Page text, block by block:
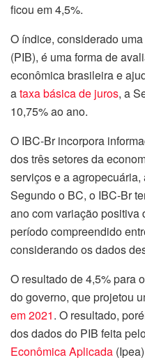
ficou em 4,5%.
O índice, considerado
(PIB), é uma forma de
econômica brasileira e
ataxa básica de juros, a
10,75% ao ano.
O IBC-Br incorpora
dos três setores da
serviços e a
Segundo o BC, o IBC-Br
ano com variação positiva
período compreendido
considerando os dados
O resultado de 4,5% para
do governo, que projetou
em 2021. O resultado,
dos dados do PIB feita
Econômica Aplicada